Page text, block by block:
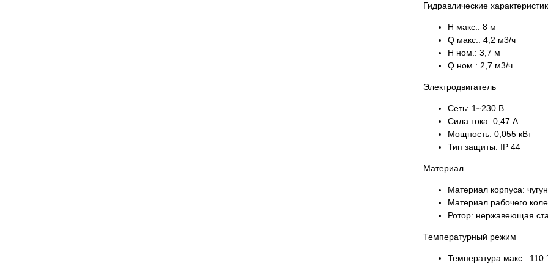
Гидравлические
H макс.: 8 м
Q макс.: 4,2 м3/ч
H ном.: 3,7 м
Q ном.: 2,7 м3/ч
Электродвигатель
Сеть: 1~230 В
Сила тока: 0,47 А
Мощность: 0,055 кВт
Тип защиты: IP 44
Материал
Материал корпуса: чугун
Материал рабочего
Ротор: нержавеющая
Температурный режим
Температура макс.: 110